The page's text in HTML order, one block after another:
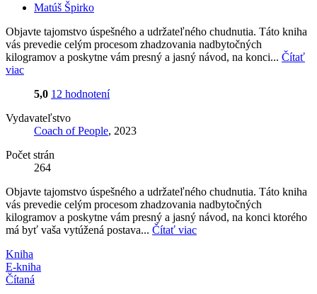
Matúš Špirko
Objavte tajomstvo úspešného a udržateľného chudnutia. Táto kniha
vás prevedie celým procesom zhadzovania nadbytočných
kilogramov a poskytne vám presný a jasný návod, na konci... Čítať
viac
5,0 12 hodnotení
Vydavateľstvo
Coach of People, 2023
Počet strán
264
Objavte tajomstvo úspešného a udržateľného chudnutia. Táto kniha
vás prevedie celým procesom zhadzovania nadbytočných
kilogramov a poskytne vám presný a jasný návod, na konci ktorého
má byť vaša vytúžená postava... Čítať viac
Kniha
E-kniha
Čítaná